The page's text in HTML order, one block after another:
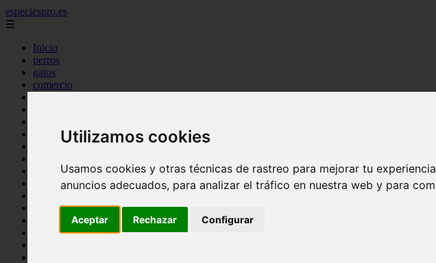
Utilizamos cookies
Usamos cookies y otras técnicas de rastreo para mejorar tu
anuncios adecuados, para analizar el tráfico en nuestra web y para
Aceptar Rechazar Configurar
especiespro.es
☰
Inicio
perros
gatos
comercio
tenencia responsable
mantenimiento
bienestar
peque os mam feros
verano